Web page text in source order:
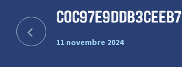
c0c97e9ddb3ceeb7
11 novembre 2024